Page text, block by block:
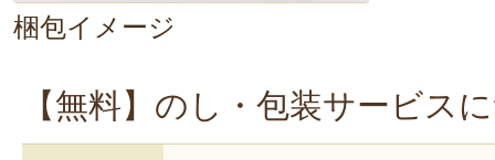
と感じられますよ♪
梱包イメージ
【無料】のし・包装サービス